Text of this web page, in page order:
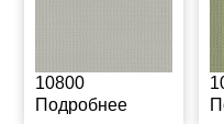
10800
Подробнее